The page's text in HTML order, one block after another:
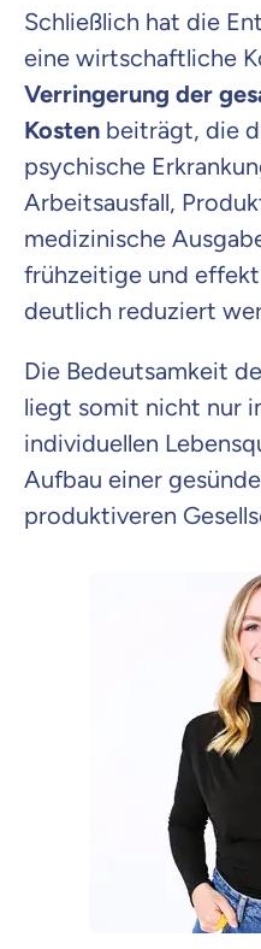
Schließlich hat die
eine wirtschaftliche
Verringerung der
Kosten beiträgt, die
psychische
Arbeitsausfall,
medizinische
frühzeitige und
deutlich reduziert
Die Bedeutsamkeit
liegt somit nicht nur
individuellen
Aufbau einer
produktiveren